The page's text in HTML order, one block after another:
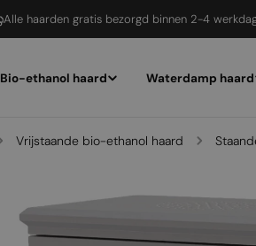
Alle haarden gratis bezorgd binnen 2-4
Bio-ethanol haard Waterdamp haard
Vrijstaande bio-ethanol haard